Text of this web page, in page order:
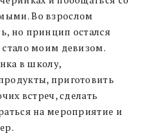
Во взрослом
но принцип остался
стало моим девизом.
в школу,
приготовить
встреч, сделать
на мероприятие и